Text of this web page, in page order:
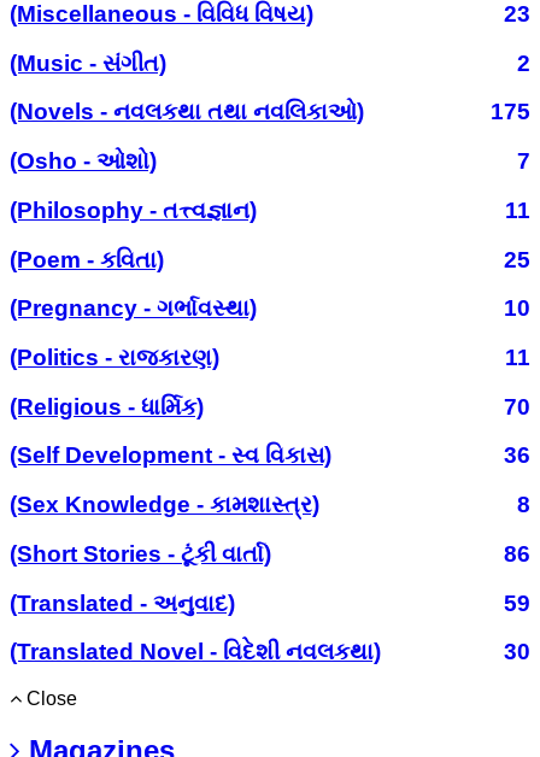
(Miscellaneous - વિવિધ વિષય)
23
(Music - સંગીત)
2
(Novels - નવલકથા તથા નવલિકાઓ)
175
(Osho - ઓશો)
7
(Philosophy - તત્ત્વજ્ઞાન)
11
(Poem - કવિતા)
25
(Pregnancy - ગર્ભાવસ્થા)
10
(Politics - રાજકારણ)
11
(Religious - ધાર્મિક)
70
(Self Development - સ્વ વિકાસ)
36
(Sex Knowledge - કામશાસ્ત્ર)
8
(Short Stories - ટૂંકી વાર્તા)
86
(Translated - અનુવાદ)
59
(Translated Novel - વિદેશી નવલકથા)
30
Close
Magazines